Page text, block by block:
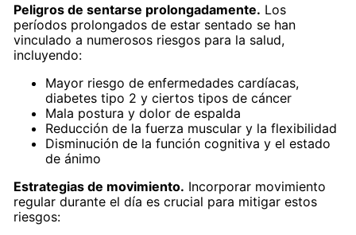
Peligros de sentarse prolongadamente. Los
períodos prolongados de estar sentado se han
vinculado a numerosos riesgos para la salud,
incluyendo:
Mayor riesgo de enfermedades cardíacas,
diabetes tipo 2 y ciertos tipos de cáncer
Mala postura y dolor de espalda
Reducción de la fuerza muscular y la flexibilidad
Disminución de la función cognitiva y el estado
de ánimo
Estrategias de movimiento. Incorporar movimiento
regular durante el día es crucial para mitigar estos
riesgos: